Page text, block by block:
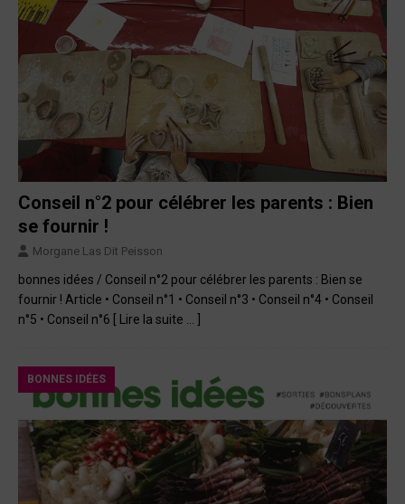
Conseil n°2 pour célébrer les parents : Bien
se fournir !
Morgane Las Dit Peisson
bonnes idées / Conseil n°2 pour célébrer les parents : Bien se
fournir ! Article • Conseil n°1 • Conseil n°3 • Conseil n°4 • Conseil
n°5 • Conseil n°6 [ Lire la suite … ]
BONNES IDÉES